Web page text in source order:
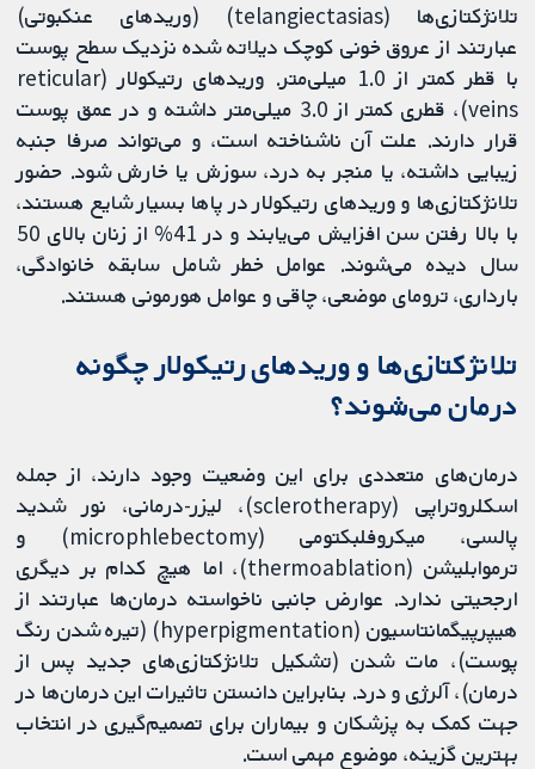
تلانژکتازی‌ها (telangiectasias) (وریدهای عنکبوتی)
عبارتند از عروق خونی کوچک دیلاته شده نزدیک سطح پوست
با قطر کمتر از 1.0 میلی‌متر. وریدهای رتیکولار (reticular
veins)، قطری کمتر از 3.0 میلی‌متر داشته و در عمق پوست
قرار دارند. علت آن ناشناخته است، و می‌تواند صرفا جنبه
زیبایی داشته، یا منجر به درد، سوزش یا خارش شود. حضور
تلانژکتازی‌ها و وریدهای رتیکولار در پاها بسیار شایع هستند،
با بالا رفتن سن افزایش می‌یابند و در 41% از زنان بالای 50
سال دیده می‌شوند. عوامل خطر شامل سابقه خانوادگی،
بارداری، ترومای موضعی، چاقی و عوامل هورمونی هستند.
تلانژکتازی‌ها و وریدهای رتیکولار چگونه
درمان می‌شوند؟
درمان‌های متعددی برای این وضعیت وجود دارند، از جمله
اسکلروتراپی (sclerotherapy)، لیزر-درمانی، نور شدید
پالسی، میکروفلبکتومی (microphlebectomy) و
ترموابلیشن (thermoablation)، اما هیچ کدام بر دیگری
ارجحیتی ندارد. عوارض جانبی ناخواسته درمان‌ها عبارتند از
هیپرپیگمانتاسیون (hyperpigmentation) (تیره شدن رنگ
پوست)، مات شدن (تشکیل تلانژکتازی‌های جدید پس از
درمان)، آلرژی و درد. بنابراین دانستن تاثیرات این درمان‌ها در
جهت کمک به پزشکان و بیماران برای تصمیم‌گیری در انتخاب
بهترین گزینه، موضوع مهمی است.